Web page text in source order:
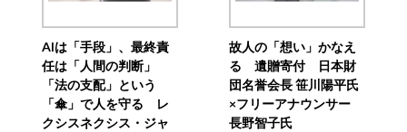
AIは「手段」、最終責
任は「人間の判断」
「法の支配」という
「傘」で人を守る レ
クシスネクシス・ジャ
故人の「想い」かなえ
る 遺贈寄付 日本財
団名誉会長 笹川陽平氏
×フリーアナウンサー
長野智子氏